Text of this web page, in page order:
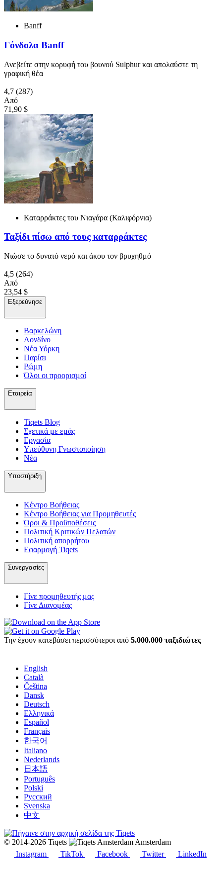
Banff
Γόνδολα Banff
Ανεβείτε στην κορυφή του βουνού Sulphur και απολαύστε τη
γραφική θέα
4,7 (287)
Από
71,90 $
Καταρράκτες του Νιαγάρα (Καλιφόρνια)
Ταξίδι πίσω από τους καταρράκτες
Νιώσε το δυνατό νερό και άκου τον βρυχηθμό
4,5 (264)
Από
23,54 $
Εξερεύνησε
Βαρκελώνη
Λονδίνο
Νέα Υόρκη
Παρίσι
Ρώμη
Όλοι οι προορισμοί
Εταιρεία
Tiqets Βlog
Σχετικά με εμάς
Εργασία
Υπεύθυνη Γνωστοποίηση
Νέα
Υποστήριξη
Κέντρο Βοήθειας
Κέντρο Βοήθειας για Προμηθευτές
Όροι & Προϋποθέσεις
Πολιτική Κριτικών Πελατών
Πολιτική απορρήτου
Εφαρμογή Tiqets
Συνεργασίες
Γίνε προμηθευτής μας
Γίνε Διανομέας
Την έχουν κατεβάσει περισσότεροι από 5.000.000 ταξιδιώτες
English
Català
Čeština
Dansk
Deutsch
Ελληνικά
Español
Français
한국어
Italiano
Nederlands
日本語
Português
Polski
Русский
Svenska
中文
© 2014-2026 Tiqets
Amsterdam
Instagram
TikTok Facebook Twitter LinkedIn